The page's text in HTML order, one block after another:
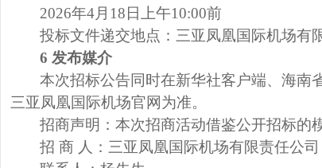
2026年4月18日上午10:00前
投标文件递交地点：三亚凤凰国际机场有
6 发布媒介
本次招标公告同时在新华社客户端、海南
三亚凤凰国际机场官网为准。
招商声明：本次招商活动借鉴公开招标的
招 商 人：三亚凤凰国际机场有限责任公司